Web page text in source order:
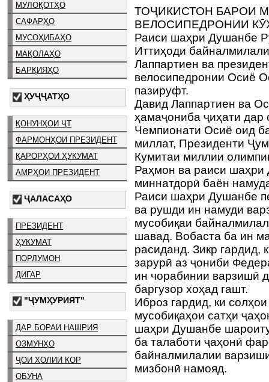
МУЛОҚОТҲО
САФАРҲО
МУСОҲИБАҲО
МАҚОЛАҲО
БАРҚИЯҲО
ҲУҶҶАТҲО
ҚОНУНҲОИ ҶТ
ФАРМОНҲОИ ПРЕЗИДЕНТ
ҚАРОРҲОИ ҲУКУМАТ
АМРҲОИ ПРЕЗИДЕНТ
ҶАЛАСАҲО
ПРЕЗИДЕНТ
ҲУКУМАТ
ПОРЛУМОН
ДИГАР
"ҶУМҲУРИЯТ"
ДАР БОРАИ НАШРИЯ
ОЗМУНҲО
ҶОИ ХОЛИИ КОР
ОБУНА
ТОҶИКИСТОН БАРОИ
ВЕЛОСИПЕДРОНИИ
Раиси шаҳри Душанбе
Иттиҳоди
Лаппартиен ва
велосипедронии Осиё
пазируфт.
Давид Лаппартиен ва
ҳамаҷониба ҷиҳати дар
Чемпионати Осиё оид
миллат, Президенти
Кумитаи миллии
Раҳмон ва раиси
миннатдорӣ баён
Раиси шаҳри Душанбе
ва рушди ин намуди
мусобиқаи
шавад. Вобаста ба ин
расиданд. Зикр гардид,
зарурӣ аз ҷониби
ин чорабинии варзишӣ
баргузор хоҳад гашт.
Иброз гардид, ки
мусобиқаҳои сатҳи
шаҳри Душанбе
ба талаботи ҷаҳонӣ
байналмилалии
мизбонӣ намояд.